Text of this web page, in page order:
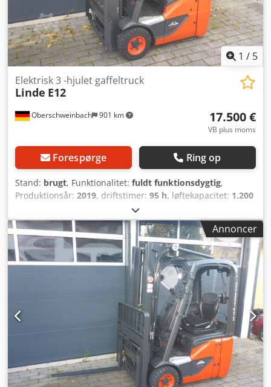
1 / 5
Oberschweinbach 901 km
Elektrisk 3 -hjulet gaffeltruck
Linde E12
17.500 €
VB plus moms
Forespørge Ring op
Stand: brugt, Funktionalitet: fuldt funktionsdygtig,
Produktionsår: 2019, driftstimer: 95 h, løftekapacitet: 1.200
, brændstoftype:
mastetype:simplex, bygningshøjde:2.190 mm, drivtype:
Elektro, Elektrisk 3-hjulet gaffeltruck Masttype: Standard
Tilstand: Klar til brug og fuldt funktionsdygtig Teknisk
tilstand: god Crodjxcz Avspfx Ai Aof Sideforskydning, 3.
Annoncer